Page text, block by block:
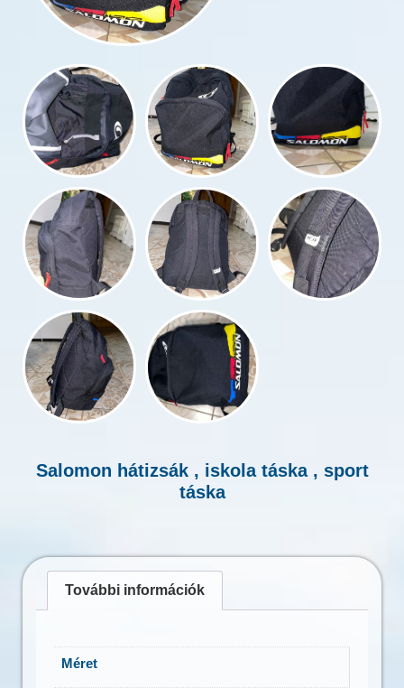
Salomon hátizsák , iskola táska , sport
táska
További információk
Méret